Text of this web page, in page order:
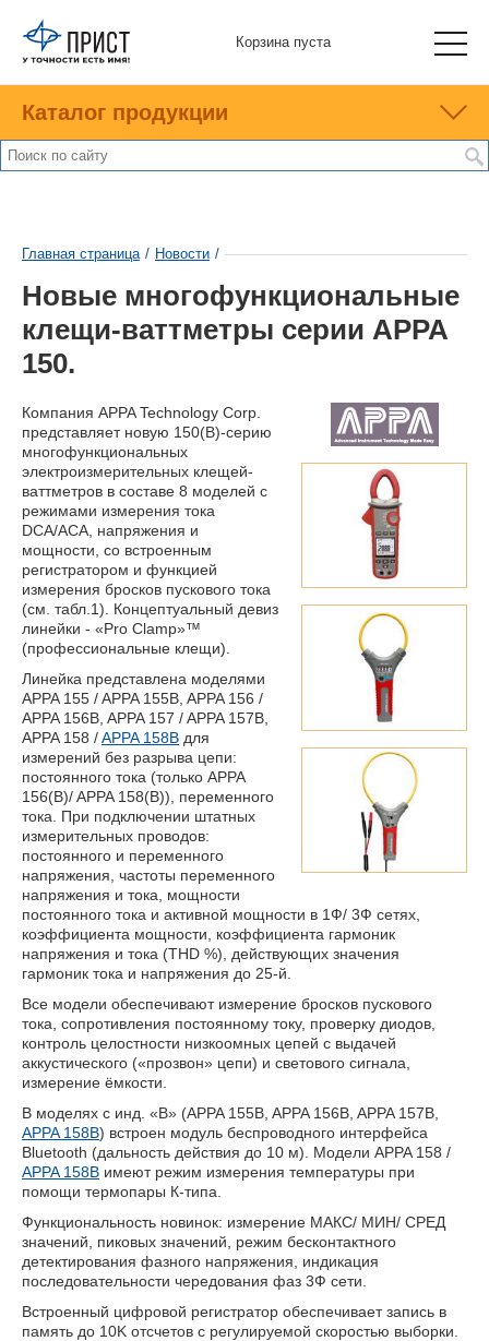
Корзина пуста
Каталог продукции
Главная страница / Новости /
Новые многофункциональные
клещи-ваттметры серии APPA
150.
Компания APPA Technology Corp.
представляет новую 150(В)-серию
многофункциональных
электроизмерительных клещей-
ваттметров в составе 8 моделей с
режимами измерения тока
DCA/ACA, напряжения и
мощности, со встроенным
регистратором и функцией
измерения бросков пускового тока
(см. табл.1). Концептуальный девиз
линейки - «Pro Clamp»™
(профессиональные клещи).
Линейка представлена моделями
APPA 155 / APPA 155B, APPA 156 /
APPA 156B, APPA 157 / APPA 157B,
APPA 158 /APPA 158B для
измерений без разрыва цепи:
постоянного тока (только APPA
156(B)/APPA 158(B)), переменного
тока. При подключении штатных
измерительных проводов:
постоянного и переменного
напряжения, частоты переменного
напряжения и тока, мощности
постоянного тока и активной мощности в 1Ф/ 3Ф сетях,
коэффициента мощности, коэффициента гармоник
напряжения и тока (THD %), действующих значения
гармоник тока и напряжения до 25-й.
Все модели обеспечивают измерение бросков пускового
тока, сопротивления постоянному току, проверку диодов,
контроль целостности низкоомных цепей с выдачей
аккустического («прозвон» цепи) и светового сигнала,
измерение ёмкости.
В моделях с инд. «B» (APPA 155B, APPA 156B, APPA 157B,
APPA 158B) встроен модуль беспроводного интерфейса
Bluetooth (дальность действия до 10 м). Модели APPA 158 /
APPA 158B имеют режим измерения температуры при
помощи термопары К-типа.
Функциональность новинок: измерение МАКС/ МИН/ СРЕД
значений, пиковых значений, режим бесконтактного
детектирования фазного напряжения, индикация
последовательности чередования фаз 3Ф сети.
Встроенный цифровой регистратор обеспечивает запись в
память до 10K отсчетов с регулируемой скоростью выборки.